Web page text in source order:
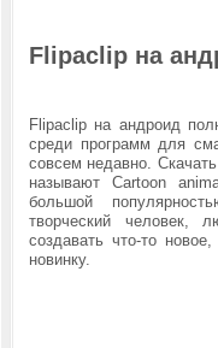
Flipaclip на
Flipaclip на андроид
среди программ для
совсем недавно.
называютCartoon
большой
творческий человек,
создавать что-то
новинку.